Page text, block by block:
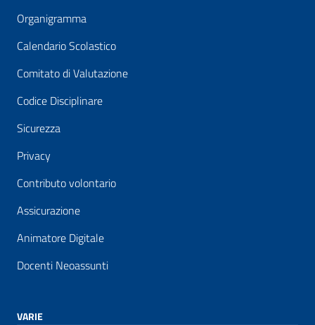
Organigramma
Calendario Scolastico
Comitato di Valutazione
Codice Disciplinare
Sicurezza
Privacy
Contributo volontario
Assicurazione
Animatore Digitale
Docenti Neoassunti
VARIE